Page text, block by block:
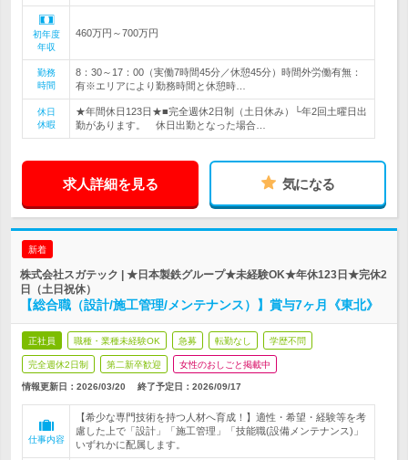
初年度
年収
460万円～700万円
勤務
時間
8：30～17：00（実働7時間45分／休憩45分）時間外労働有無：
有※エリアにより勤務時間と休憩時…
休日
休暇
★年間休日123日★■完全週休2日制（土日休み）└年2回土曜日出
勤があります。 休日出勤となった場合…
求人詳細を見る 気になる
新着
株式会社スガテック | ★日本製鉄グループ★未経験OK★年休123日★完休2
日（土日祝休）
【総合職（設計/施工管理/メンテナンス）】賞与7ヶ月《東北》
正社員 職種・業種未経験OK 急募 転勤なし 学歴不問
完全週休2日制 第二新卒歓迎 女性のおしごと掲載中
情報更新日：2026/03/20 終了予定日： 2026/09/17
仕事内容
【希少な専門技術を持つ人材へ育成！】適性・希望・経験等を考
慮した上で「設計」「施工管理」「技能職(設備メンテナンス)」
いずれかに配属します。